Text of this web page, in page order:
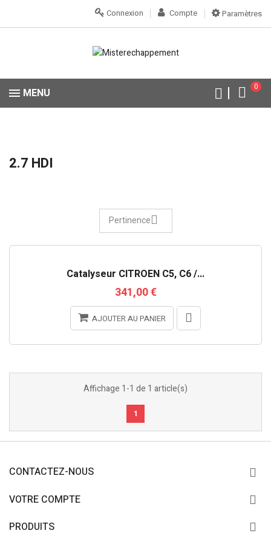
Paramètres
Compte
Connexion
0
MENU
2.7 HDI
Pertinence
Catalyseur CITROEN C5, C6 /...
341,00 €
AJOUTER AU PANIER
Affichage 1-1 de 1 article(s)
1
CONTACTEZ-NOUS
VOTRE COMPTE
PRODUITS